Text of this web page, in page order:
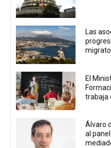
Las
El
trabaja
Álvaro
al